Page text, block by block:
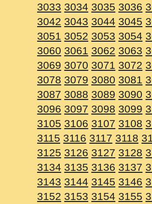
3033 3034 3035 3036
3042 3043 3044 3045
3051 3052 3053 3054
3060 3061 3062 3063
3069 3070 3071 3072
3078 3079 3080 3081
3087 3088 3089 3090
3096 3097 3098 3099
3105 3106 3107 3108
3115 3116 3117 3118
3125 3126 3127 3128
3134 3135 3136 3137
3143 3144 3145 3146
3152 3153 3154 3155